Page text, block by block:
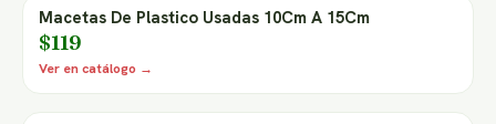
Macetas De Plastico Usadas 10Cm A 15Cm
$119
Ver en catálogo →